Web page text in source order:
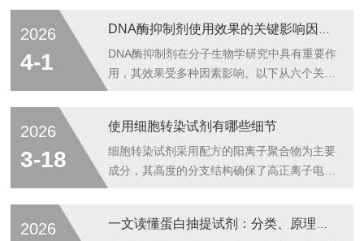
制：单支冻存管装量不超过2mL，避免反复冻
融。采用螺旋盖冻存管，内置硅胶垫
圈，-19...
和可靠性。不同实验场景、不同目标蛋白的特
性差异较大，对应的蛋白裂解液类型也各不相
同，若选型不当，不仅会导致蛋白提取效率低
实验实操经验，梳理蛋白裂解液的核心选型技
巧，结合实验需求拆解选型要点，助力科研人
员精准选型，让蛋白裂解液更好地适配实验需
2026
4-1
DNA酶抑制剂在分子生物学研究中具有重要作
用，其效果受多种因素影响。以下从六个关键
型的选择性差异显著。例如EDTA通过螯合
Mg²+/Ca²+实现广谱抑制，而针对某些特殊家
族的DNaseI则需要更特异的小分子抑制剂(如
出更好的热稳定性，适合长期储存。3.膜通透
2026
3-18
使用细胞转染试剂有哪些细节
细胞转染试剂采用配方的阳离子聚合物为主要
成分，其高度的分支结构确保了高正离子电荷
高外源基因的转染效率，适合多种类型的细胞
2026